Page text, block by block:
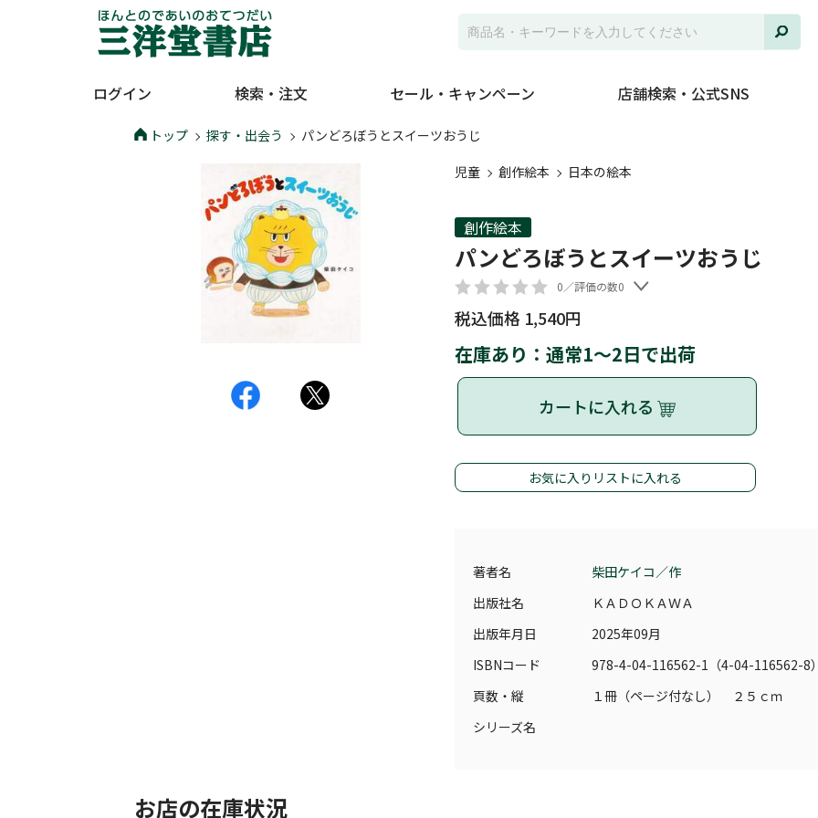
ログイン 検索・注文 セール・キャンペーン 店舗検索・公式SNS
トップ 探す・出会う
パンどろぼうとスイーツおうじ
児童
創作絵本 日本の絵本
創作絵本
パンどろぼうとスイーツおうじ
0／評価の数0
税込価格 1,540円
在庫あり：通常1～2日で出荷
カートに入れる
お気に入りリストに入れる
著者名
柴田ケイコ／作
出版社名
ＫＡＤＯＫＡＷＡ
出版年月日
2025年09月
ISBNコード
978-4-04-116562-1（4-04-116562-8
頁数・縦
１冊（ページ付なし） ２５ｃｍ
シリーズ名
お店の在庫状況